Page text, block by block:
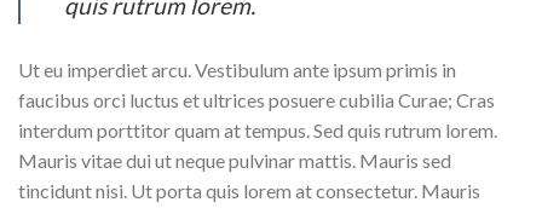
quis rutrum lorem.
Ut eu imperdiet arcu. Vestibulum ante ipsum primis in
faucibus orci luctus et ultrices posuere cubilia Curae; Cras
interdum porttitor quam at tempus. Sed quis rutrum lorem.
Mauris vitae dui ut neque pulvinar mattis. Mauris sed
tincidunt nisi. Ut porta quis lorem at consectetur. Mauris